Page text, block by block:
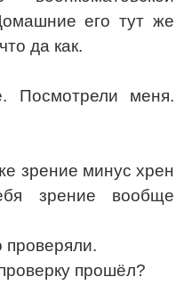
его тут же
да как.
Посмотрели меня.
зрение минус хрен
зрение вообще
проверяли.
прошёл?